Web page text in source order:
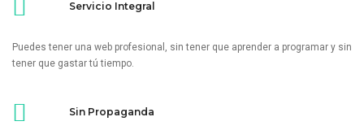
Servicio Integral
Puedes tener una web profesional, sin tener que aprender a programar y sin
tener que gastar tú tiempo.
Sin Propaganda